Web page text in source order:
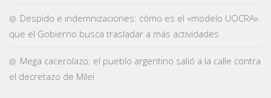
Despido e indemnizaciones: cómo es el «modelo UOCRA»
que el Gobierno busca trasladar a más actividades
Mega cacerolazo: el pueblo argentino salió a la calle contra
el decretazo de Milei